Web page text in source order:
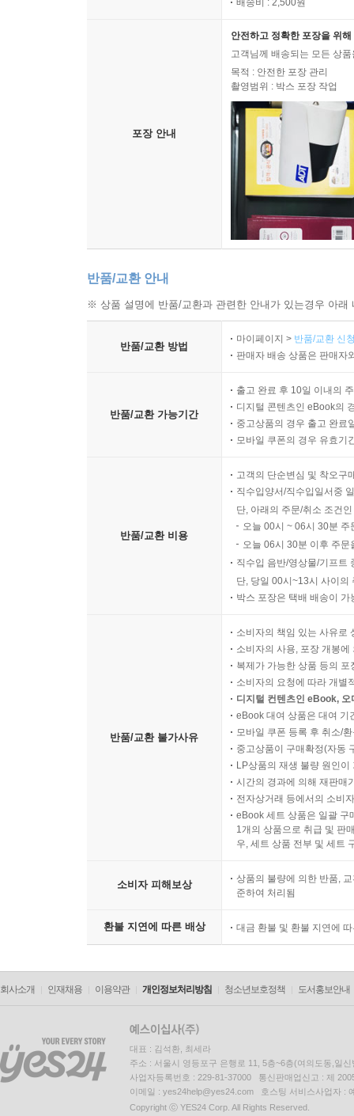
배송비 : 2,500원
포장 안내
안전하고 정확한 포장을 위
고객님께 배송되는 모든 상
목적 : 안전한 포장 관리
촬영범위 : 박스 포장 작업
반품/교환 안내
※ 상품 설명에 반품/교환과 관련한 안내가 있는경우 아
반품/교환 방법
마이페이지 > 반품/교환 신
판매자 배송 상품은 판매자
반품/교환 가능기간
출고 완료 후 10일 이내의
디지털 콘텐츠인 eBook의
중고상품의 경우 출고 완료
모바일 쿠폰의 경우 유효기
반품/교환 비용
고객의 단순변심 및 착오구
직수입양서/직수입일서중
단, 아래의 주문/취소 조건
오늘 00시 ~ 06시 30분
오늘 06시 30분 이후 주
직수입 음반/영상물/기프트
단, 당일 00시~13시 사이의
박스 포장은 택배 배송이
반품/교환 불가사유
소비자의 책임 있는 사유로
소비자의 사용, 포장 개봉
복제가 가능한 상품 등의
소비자의 요청에 따라 개별
디지털 컨텐츠인 eBook,
eBook 대여 상품은 대여 기
모바일 쿠폰 등록 후 취소/
중고상품이 구매확정(자동
LP상품의 재생 불량 원인
시간의 경과에 의해 재판매
전자상거래 등에서의 소비
eBook 세트 상품은 일괄 구
1개의 상품으로 취급 및 판
우, 세트 상품 전부 및 세트
소비자 피해보상
상품의 불량에 의한 반품,
준하여 처리됨
환불 지연에 따른 배상 대금 환불 및 환불 지연에
회사소개 인재채용 이용약관 개인정보처리방침 청소년보호정책 도서홍보안내
대표 : 김석환, 최세라
주소 : 서울시 영등포구 은행로 11, 5층~6층(여의도동,일신
사업자등록번호 : 229-81-37000 통신판매업신고 : 제
이메일 : yes24help@yes24.com 호스팅 서비스사업자 :
Copyright ⓒ YES24 Corp. All Rights Reserved.